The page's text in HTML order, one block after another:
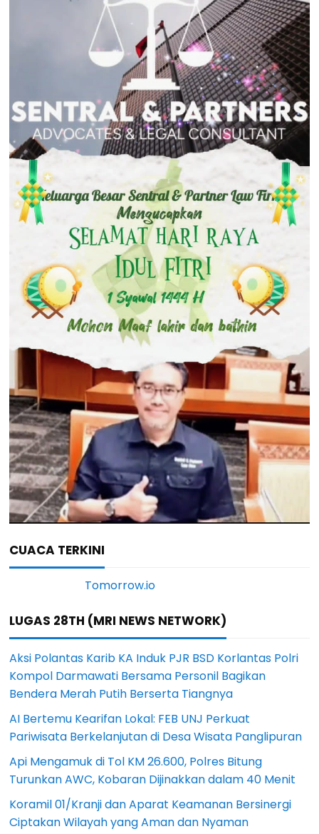
CUACA TERKINI
LUGAS 28TH (MRI NEWS NETWORK)
Aksi Polantas Karib KA Induk PJR BSD Korlantas Polri
Kompol Darmawati Bersama Personil Bagikan
Bendera Merah Putih Berserta Tiangnya
AI Bertemu Kearifan Lokal: FEB UNJ Perkuat
Pariwisata Berkelanjutan di Desa Wisata Panglipuran
Api Mengamuk di Tol KM 26.600, Polres Bitung
Turunkan AWC, Kobaran Dijinakkan dalam 40 Menit
Koramil 01/Kranji dan Aparat Keamanan Bersinergi
Ciptakan Wilayah yang Aman dan Nyaman